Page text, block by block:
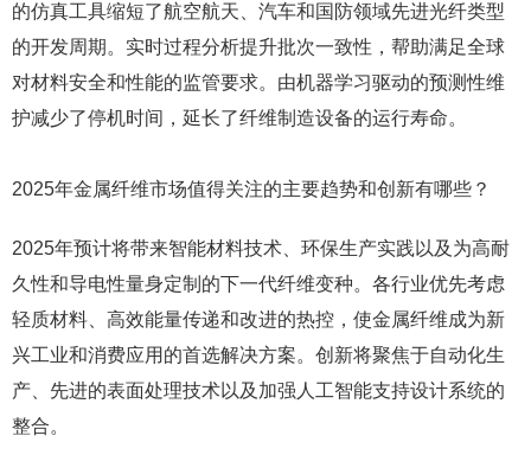
的仿真工具缩短了航空航天、汽车和国防领域先进光纤类型
的开发周期。实时过程分析提升批次一致性，帮助满足全球
对材料安全和性能的监管要求。由机器学习驱动的预测性维
护减少了停机时间，延长了纤维制造设备的运行寿命。
2025年金属纤维市场值得关注的主要趋势和创新有哪些？
2025年预计将带来智能材料技术、环保生产实践以及为高耐
久性和导电性量身定制的下一代纤维变种。各行业优先考虑
轻质材料、高效能量传递和改进的热控，使金属纤维成为新
兴工业和消费应用的首选解决方案。创新将聚焦于自动化生
产、先进的表面处理技术以及加强人工智能支持设计系统的
整合。